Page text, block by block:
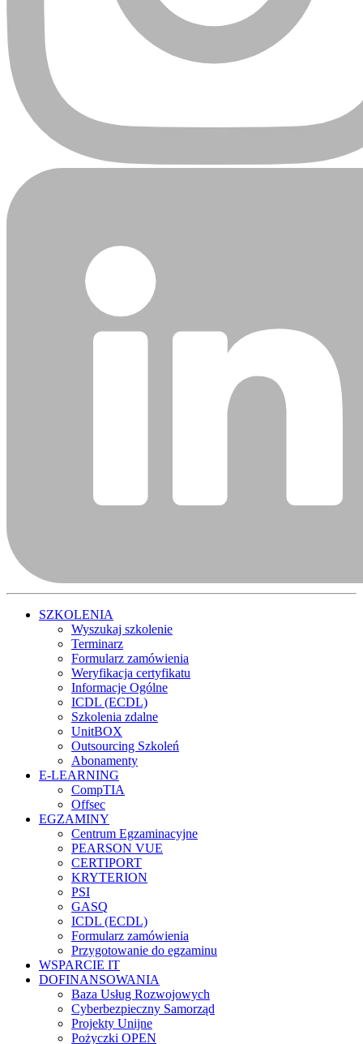
SZKOLENIA
Wyszukaj szkolenie
Terminarz
Formularz zamówienia
Weryfikacja certyfikatu
Informacje Ogólne
ICDL (ECDL)
Szkolenia zdalne
UnitBOX
Outsourcing Szkoleń
Abonamenty
E-LEARNING
CompTIA
Offsec
EGZAMINY
Centrum Egzaminacyjne
PEARSON VUE
CERTIPORT
KRYTERION
PSI
GASQ
ICDL (ECDL)
Formularz zamówienia
Przygotowanie do egzaminu
WSPARCIE IT
DOFINANSOWANIA
Baza Usług Rozwojowych
Cyberbezpieczny Samorząd
Projekty Unijne
Pożyczki OPEN